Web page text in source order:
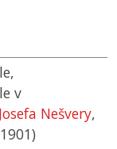
v
Josefa Nešvery,